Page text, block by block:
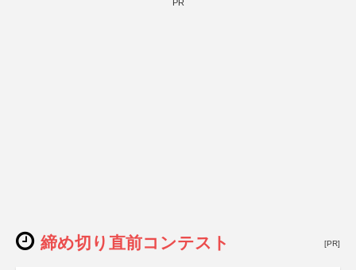
PR
締め切り直前コンテスト [PR]